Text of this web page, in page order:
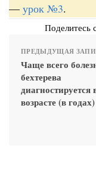
— урок №3.
Поделитесь
ПРЕДЫДУЩАЯ
Чаще всего
бехтерева
диагностируется
возрасте (в годах)